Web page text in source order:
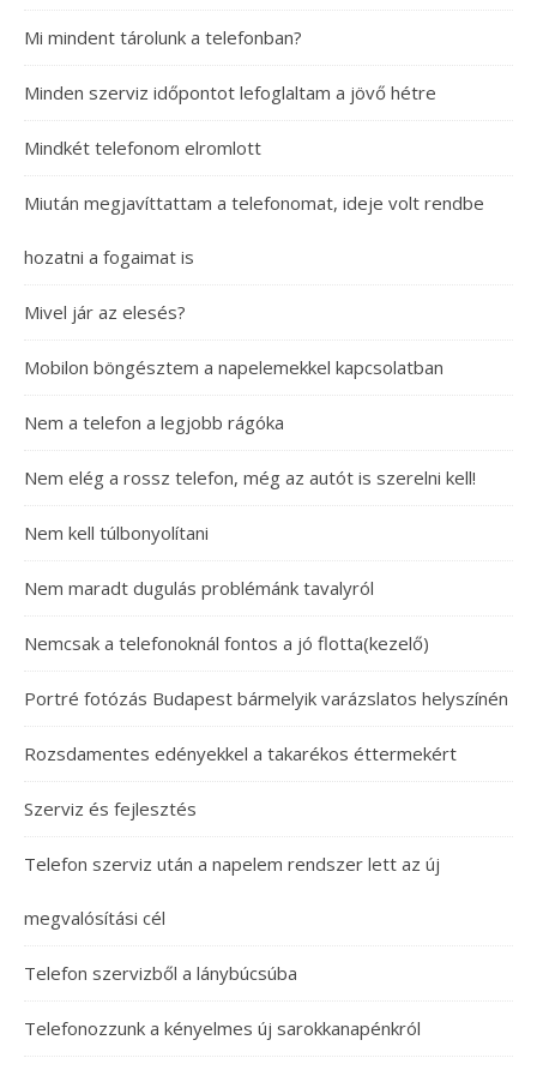
Mi mindent tárolunk a telefonban?
Minden szerviz időpontot lefoglaltam a jövő hétre
Mindkét telefonom elromlott
Miután megjavíttattam a telefonomat, ideje volt rendbe
hozatni a fogaimat is
Mivel jár az elesés?
Mobilon böngésztem a napelemekkel kapcsolatban
Nem a telefon a legjobb rágóka
Nem elég a rossz telefon, még az autót is szerelni kell!
Nem kell túlbonyolítani
Nem maradt dugulás problémánk tavalyról
Nemcsak a telefonoknál fontos a jó flotta(kezelő)
Portré fotózás Budapest bármelyik varázslatos helyszínén
Rozsdamentes edényekkel a takarékos éttermekért
Szerviz és fejlesztés
Telefon szerviz után a napelem rendszer lett az új
megvalósítási cél
Telefon szervizből a lánybúcsúba
Telefonozzunk a kényelmes új sarokkanapénkról